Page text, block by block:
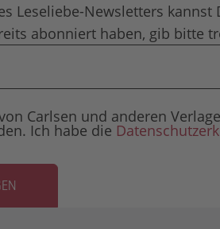
Leseliebe-Newsletters
abonniert haben, gib bitte
Carlsen und anderen
Ich habe die